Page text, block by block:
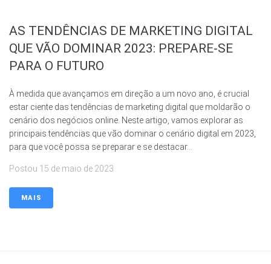
AS TENDÊNCIAS DE MARKETING DIGITAL
QUE VÃO DOMINAR 2023: PREPARE-SE
PARA O FUTURO
À medida que avançamos em direção a um novo ano, é crucial
estar ciente das tendências de marketing digital que moldarão o
cenário dos negócios online. Neste artigo, vamos explorar as
principais tendências que vão dominar o cenário digital em 2023,
para que você possa se preparar e se destacar...
Postou 15 de maio de 2023
MAIS